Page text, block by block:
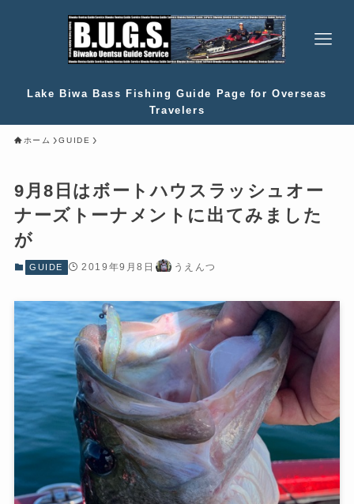
Lake Biwa Bass Fishing Guide Page for Overseas
Travelers
ホーム GUIDE
9月8日はボートハウスラッシュオー
ナーズトーナメントに出てみました
が
GUIDE 2019年9月8日 うえんつ